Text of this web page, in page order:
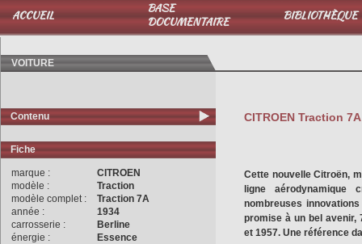
ACCUEIL
BASE
DOCUMENTAIRE
BIBLIOTHÈQUE
VOITURE
Contenu
Fiche
marque :
CITROEN
modèle :
Traction
modèle complet :
Traction 7A
année :
1934
carrosserie :
Berline
énergie :
Essence
CITROEN Traction
Cette nouvelle Citroën,
ligne
nombreuses
promise à un bel avenir,
et 1957. Une référence